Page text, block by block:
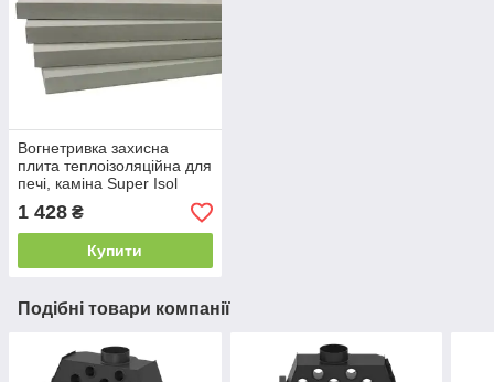
Вогнетривка захисна
плита теплоізоляційна для
печі, каміна Super Isol
1000/610/30 мм Суперізол
21010028
1 428 ₴
Купити
Подібні товари компанії